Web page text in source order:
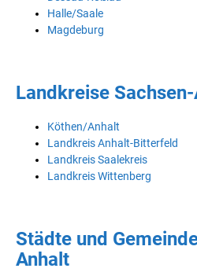
Halle/Saale
Magdeburg
Landkreise
Köthen/Anhalt
Landkreis Anhalt-Bitterfeld
Landkreis Saalekreis
Landkreis Wittenberg
Städte und
Anhalt